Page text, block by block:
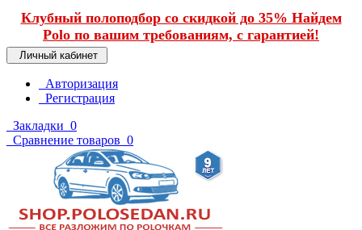
Клубный полоподбор со скидкой до 35% Найдем
Polo по вашим требованиям, с гарантией!
Личный кабинет
Авторизация
Регистрация
Закладки 0
Сравнение товаров 0